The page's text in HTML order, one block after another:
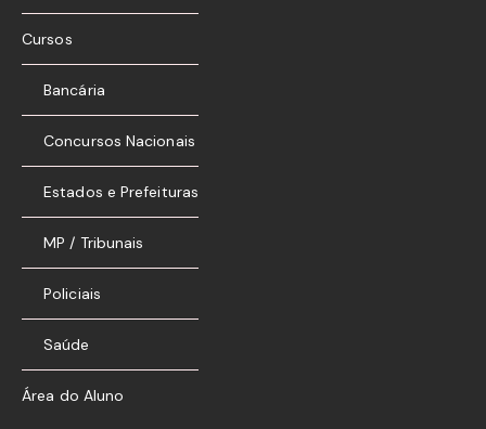
Cursos
Bancária
Concursos Nacionais
Estados e Prefeituras
MP / Tribunais
Policiais
Saúde
Área do Aluno